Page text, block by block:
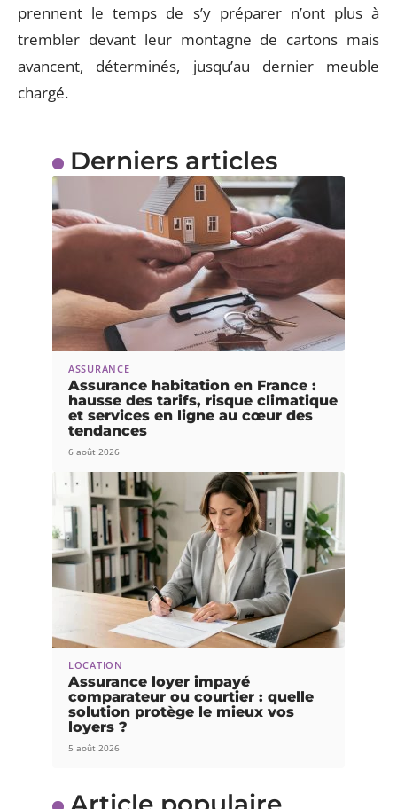
prennent le temps de s’y préparer n’ont plus à
trembler devant leur montagne de cartons mais
avancent, déterminés, jusqu’au dernier meuble
chargé.
Derniers articles
ASSURANCE
Assurance habitation en France :
hausse des tarifs, risque climatique
et services en ligne au cœur des
tendances
6 août 2026
LOCATION
Assurance loyer impayé
comparateur ou courtier : quelle
solution protège le mieux vos
loyers ?
5 août 2026